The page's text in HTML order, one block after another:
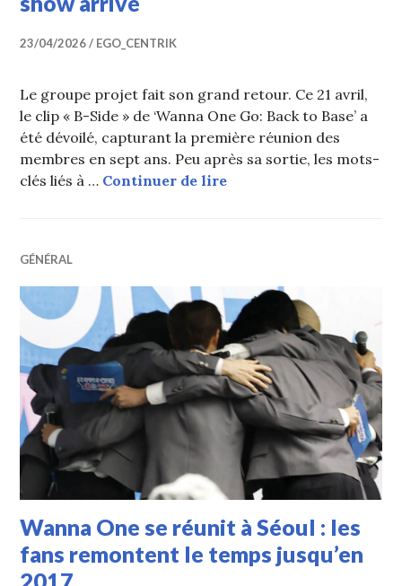
23/04/2026 EGO_CENTRIK
Le groupe projet fait son grand retour. Ce 21 avril,
le clip « B-Side » de ‘Wanna One Go: Back to Base’ a
été dévoilé, capturant la première réunion des
membres en sept ans. Peu après sa sortie, les mots-
clés liés à … Continuer de lireWanna One : la
GÉNÉRAL
Wanna One se réunit à Séoul : les
fans remontent le temps jusqu’en